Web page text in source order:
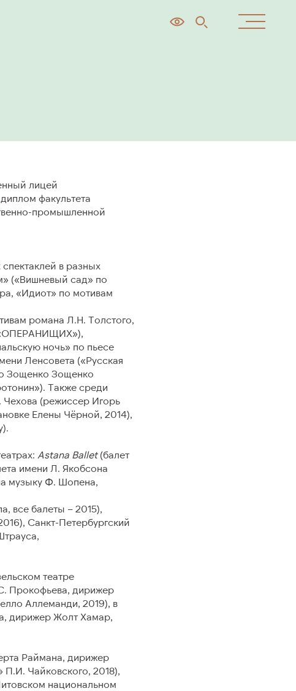
ПРЕСС-ЦЕНТР
Новости
СМИ о нас
Фото для прессы
Пресс-релизы
лицей
факультета
промышленной
в разных
(«Вишневый сад» по
«Идиот» по мотивам
романа Л.Н. Толстого,
(«ОПЕРАНИЩИХ»),
ночь» по пьесе
Ленсовета («Русская
Зощенко Зощенко
Также среди
Чехова (режиссер Игорь
Елены Чёрной, 2014),
Astana Ballet(балет
имени Л. Якобсона
музыку Ф. Шопена,
все балеты – 2015),
Санкт-Петербургский
театре
Прокофьева, дирижер
Аллеманди, 2019), в
дирижер Жолт Хамар,
Раймана, дирижер
П.И. Чайковского, 2018),
национальном